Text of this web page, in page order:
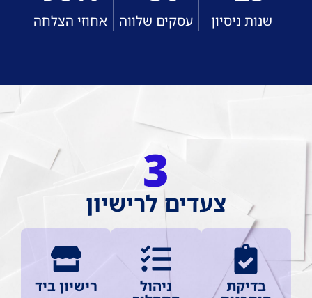
שנות ניסיון עסקים שלווה אחוזי הצלחה
3
צעדים לרישיון
בדיקת ניהול רישיון ביד